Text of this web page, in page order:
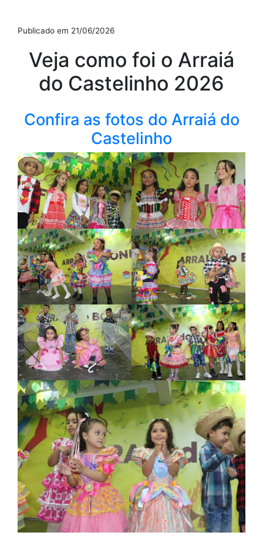
Publicado em 21/06/2026
Veja como foi o Arraiá
do Castelinho 2026
Confira as fotos do Arraiá do
Castelinho